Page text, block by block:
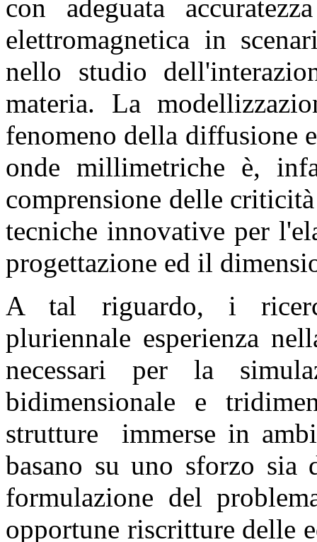
con adeguata
elettromagnetica in
nello studio
materia. La
fenomeno della diffusione
onde millimetriche è,
comprensione delle
tecniche innovative per
progettazione ed il
A tal riguardo, i
pluriennale esperienza
necessari per la
bidimensionale e
strutture immerse in
basano su uno sforzo
formulazione del
opportune riscritture delle